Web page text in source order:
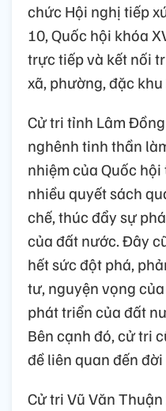
chức Hội nghị tiếp
10, Quốc hội khóa
trực tiếp và kết nối
xã, phường, đặc
Cử tri tỉnh Lâm
nghênh tinh thần
nhiệm của Quốc
nhiều quyết sách
chế, thúc đẩy sự
của đất nước. Đây
hết sức đột phá,
tư, nguyện vọng
phát triển của đất
Bên cạnh đó, cử tri
đề liên quan đến
Cử tri Vũ Văn